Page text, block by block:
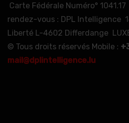
Carte Fédérale Numéro°
rendez-vous : DPL Intelligence
Liberté L-4602 Differdange
© Tous droits réservés Mobile :
mail@dplintelligence.lu